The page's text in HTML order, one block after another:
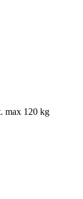
max 120 kg